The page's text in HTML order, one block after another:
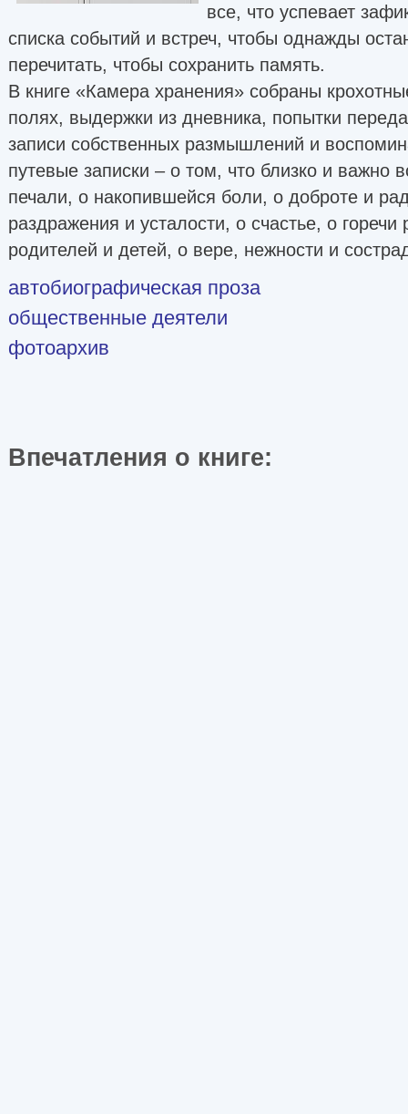
все, что успевает
списка событий и встреч, чтобы однажды
перечитать, чтобы сохранить память.
В книге «Камера хранения» собраны
полях, выдержки из дневника, попытки
записи собственных размышлений и
путевые записки – о том, что близко и важно
печали, о накопившейся боли, о доброте и
раздражения и усталости, о счастье, о горечи
родителей и детей, о вере, нежности и
автобиографическая проза
общественные деятели
фотоархив
Впечатления о книге: